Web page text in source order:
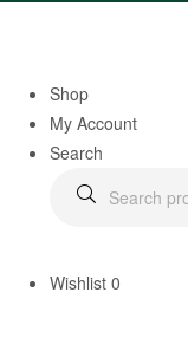
Shop
My Account
Search
Wishlist 0